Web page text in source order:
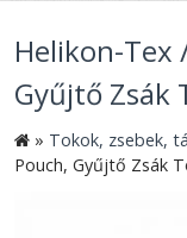
Helikon-Tex
Gyűjtő Zsák
» Tokok, zsebek,
Pouch, Gyűjtő Zsák